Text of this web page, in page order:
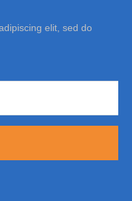
elit, sed do